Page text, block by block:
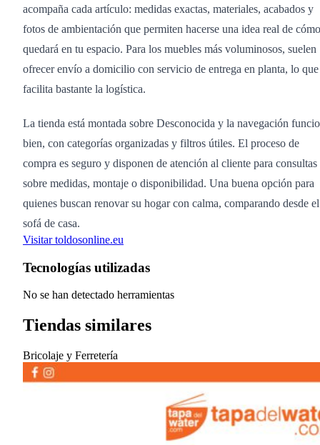
acompaña cada artículo: medidas exactas, materiales, acabados y
fotos de ambientación que permiten hacerse una idea real de cómo
quedará en tu espacio. Para los muebles más voluminosos, suelen
ofrecer envío a domicilio con servicio de entrega en planta, lo que
facilita bastante la logística.
La tienda está montada sobre Desconocida y la navegación
bien, con categorías organizadas y filtros útiles. El proceso de
compra es seguro y disponen de atención al cliente para consultas
sobre medidas, montaje o disponibilidad. Una buena opción para
quienes buscan renovar su hogar con calma, comparando desde el
sofá de casa.
Visitar toldosonline.eu
Tecnologías utilizadas
No se han detectado herramientas
Tiendas similares
Bricolaje y Ferretería